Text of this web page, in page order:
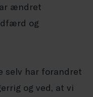
ændret
og
selv har forandret
og ved, at vi